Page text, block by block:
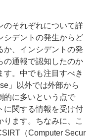
それぞれについて詳
シデントの発生からど
か、インシデントの発
の通報で認知したのか
す。中でも注目すべき
」以外では外部から
的に多いという点で
に関する情報を受け付
ます。ちなみに、こ
（Computer Secur